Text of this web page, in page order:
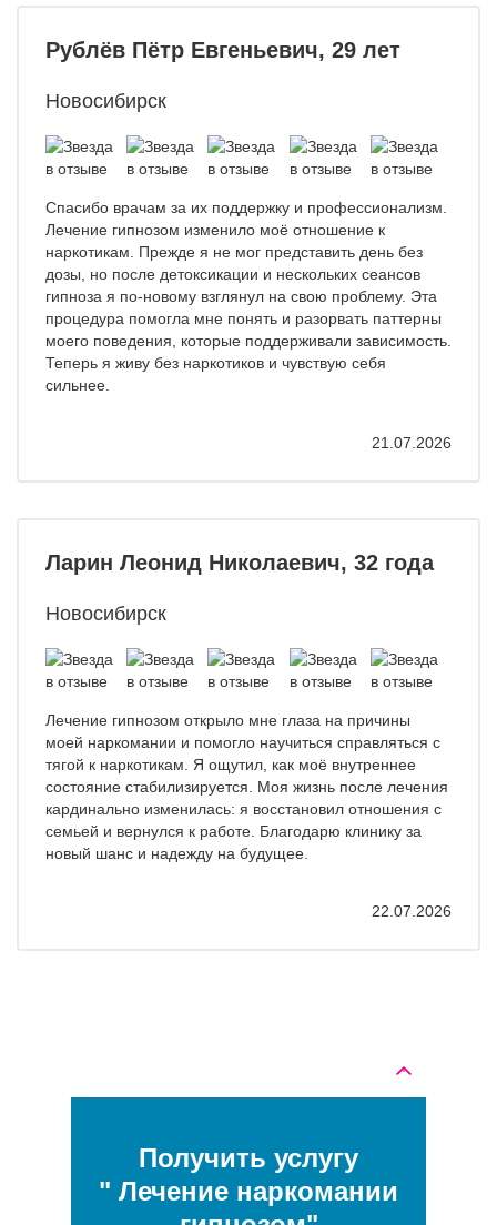
Рублёв Пётр Евгеньевич, 29 лет
Новосибирск
Спасибо врачам за их поддержку и профессионализм.
Лечение гипнозом изменило моё отношение к
наркотикам. Прежде я не мог представить день без
дозы, но после детоксикации и нескольких сеансов
гипноза я по-новому взглянул на свою проблему. Эта
процедура помогла мне понять и разорвать паттерны
моего поведения, которые поддерживали зависимость.
Теперь я живу без наркотиков и чувствую себя
сильнее.
21.07.2026
Ларин Леонид Николаевич, 32 года
Новосибирск
Лечение гипнозом открыло мне глаза на причины
моей наркомании и помогло научиться справляться с
тягой к наркотикам. Я ощутил, как моё внутреннее
состояние стабилизируется. Моя жизнь после лечения
кардинально изменилась: я восстановил отношения с
семьей и вернулся к работе. Благодарю клинику за
новый шанс и надежду на будущее.
22.07.2026
Получить услугу
" Лечение наркомании